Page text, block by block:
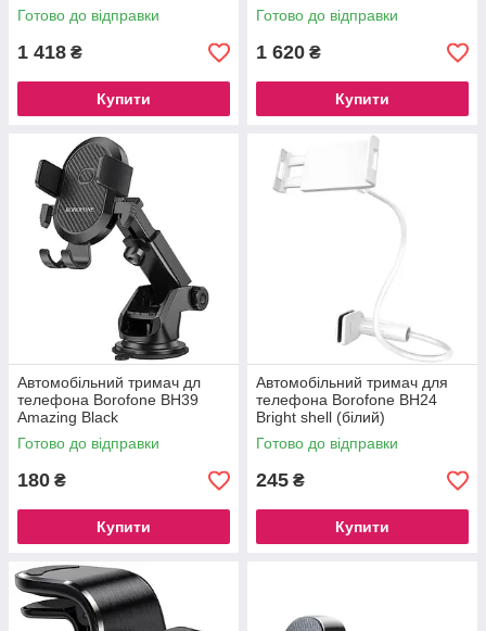
Готово до відправки
1 418 ₴
Купити
Готово до відправки
1 620 ₴
Купити
Автомобільний тримач дл
телефона Borofone BH39
Amazing Black
Готово до відправки
180 ₴
Купити
Автомобільний тримач для
телефона Borofone BH24
Bright shell (білий)
Готово до відправки
245 ₴
Купити